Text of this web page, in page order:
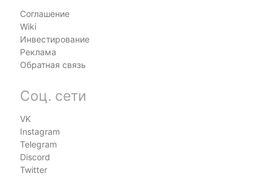
Соглашение
Wiki
Инвестирование
Реклама
Обратная связь
Соц. сети
VK
Instagram
Telegram
Discord
Twitter